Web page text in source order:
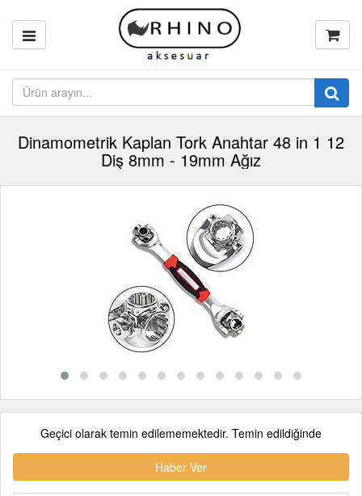
Dinamometrik Kaplan Tork Anahtar 48 in 1 12
Diş 8mm - 19mm Ağız
Geçici olarak temin edilememektedir. Temin edildiğinde
Haber Ver